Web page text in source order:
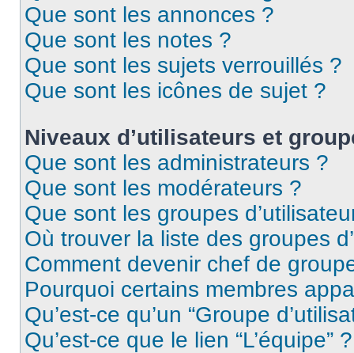
Que sont les annonces ?
Que sont les notes ?
Que sont les sujets verrouillés ?
Que sont les icônes de sujet ?
Niveaux d’utilisateurs et
Que sont les administrateurs ?
Que sont les modérateurs ?
Que sont les groupes
Où trouver la liste des groupes
Comment devenir chef de
Pourquoi certains membres
Qu’est-ce qu’un “Groupe
Qu’est-ce que le lien “L’équipe” ?